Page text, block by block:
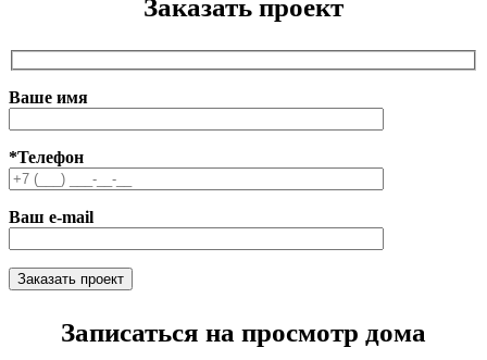
Заказать проект
Ваше имя
*Телефон
Ваш e-mail
Записаться на просмотр дома